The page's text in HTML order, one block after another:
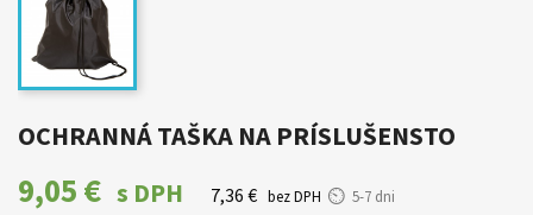
OCHRANNÁ TAŠKA NA PRÍSLUŠENSTO
9,05 € s DPH 7,36 € bez DPH 5-7 dni